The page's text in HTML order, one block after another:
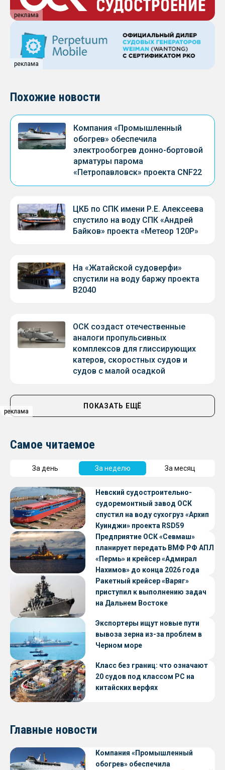
реклама
реклама
реклама
реклама
Похожие новости
Компания «Промышленный
обогрев» обеспечила
электрообогрев донно-бортовой
арматуры парома
«Петропавловск» проекта CNF22
ЦКБ по СПК имени Р.Е. Алексеева
спустило на воду СПК «Андрей
Байков» проекта «Метеор 120Р»
На «Жатайской судоверфи»
спустили на воду баржу проекта
В2040
ОСК создаст отечественные
аналоги пропульсивных
комплексов для глиссирующих
катеров, скоростных судов и
судов с малой осадкой
ПОКАЗАТЬ ЕЩЁ
Самое читаемое
За день За неделю За месяц
Невский судостроительно-
судоремонтный завод ОСК
спустил на воду сухогруз «Архип
Куинджи» проекта RSD59
Предприятие ОСК «Севмаш»
планирует передать ВМФ РФ АПЛ
«Пермь» и крейсер «Адмирал
Нахимов» до конца 2026 года
Ракетный крейсер «Варяг»
приступил к выполнению задач
на Дальнем Востоке
Экспортеры ищут новые пути
вывоза зерна из-за проблем в
Черном море
Класс без границ: что означают
20 судов под классом РС на
китайских верфях
Главные новости
Компания «Промышленный
обогрев» обеспечила